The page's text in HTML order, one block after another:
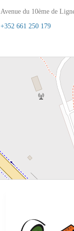
Avenue du 10ème de
+352 661 250 179